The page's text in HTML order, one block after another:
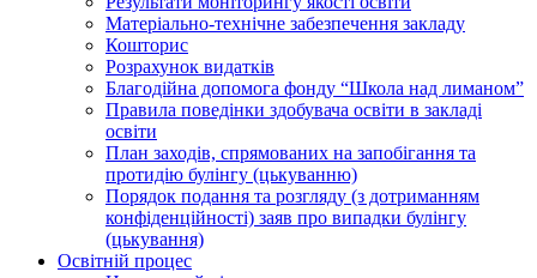
Матеріально-технічне забезпечення закладу
Кошторис
Розрахунок видатків
Благодійна допомога фонду “Школа над лиманом”
Правила поведінки здобувача освіти в закладі
освіти
План заходів, спрямованих на запобігання та
протидію булінгу (цькуванню)
Порядок подання та розгляду (з дотриманням
конфіденційності) заяв про випадки булінгу
(цькування)
Освітній процес